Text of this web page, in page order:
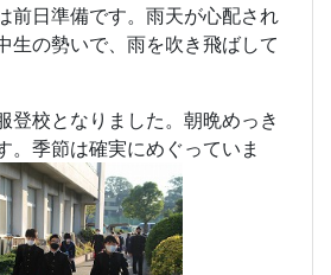
前日準備です。雨天が心配され
生の勢いで、雨を吹き飛ばして
校となりました。朝晩めっき
。季節は確実にめぐっていま